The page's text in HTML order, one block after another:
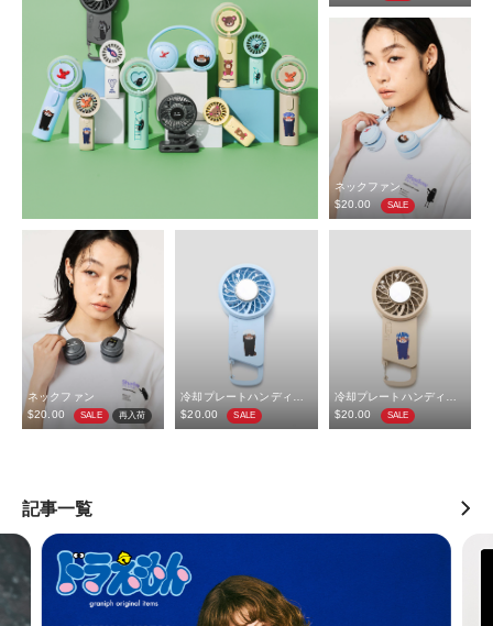
ネックファン
$‌20.00
SALE
ネックファン
$‌20.00
SALE 再入荷
冷却プレートハンディファン
$‌20.00
SALE
冷却プレートハンディファン
$‌20.00
SALE
記事一覧